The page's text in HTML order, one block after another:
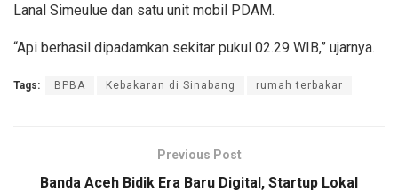
Lanal Simeulue dan satu unit mobil PDAM.
“Api berhasil dipadamkan sekitar pukul 02.29 WIB,” ujarnya.
Tags: BPBA Kebakaran di Sinabang rumah terbakar
Previous Post
Banda Aceh Bidik Era Baru Digital, Startup Lokal